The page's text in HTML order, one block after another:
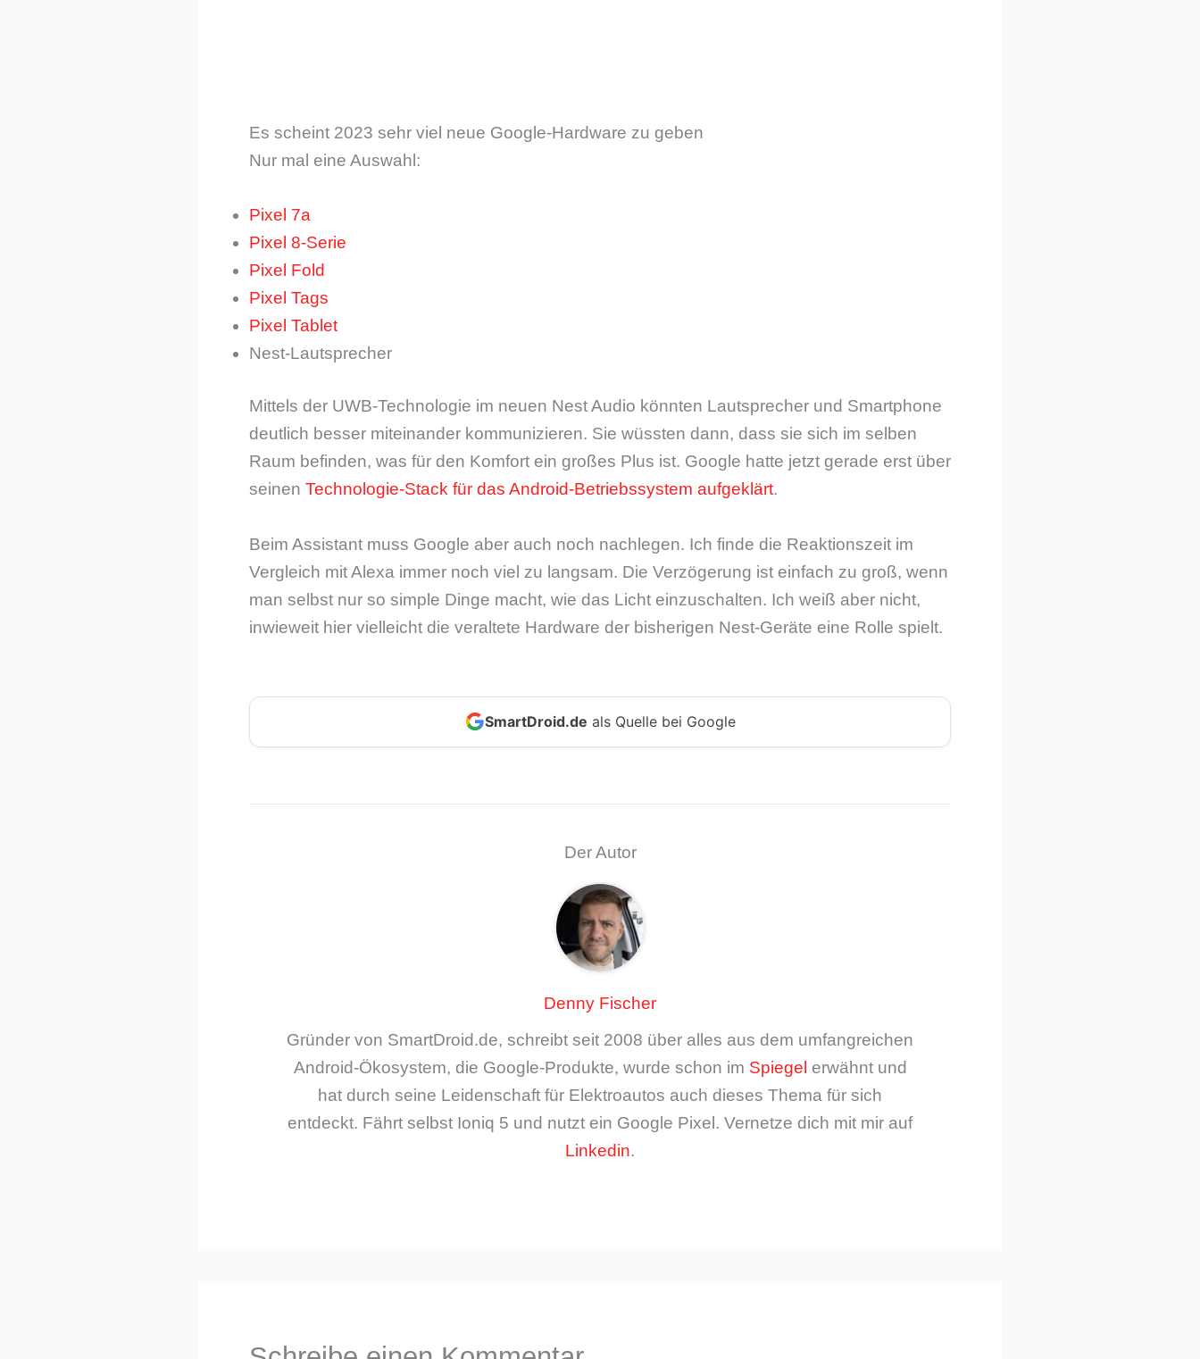
Es scheint 2023 sehr viel neue Google-Hardware zu geben
Nur mal eine Auswahl:
Pixel 7a
Pixel 8-Serie
Pixel Fold
Pixel Tags
Pixel Tablet
Nest-Lautsprecher
Mittels der UWB-Technologie im neuen Nest Audio könnten Lautsprecher und Smartphone
deutlich besser miteinander kommunizieren. Sie wüssten dann, dass sie sich im selben
Raum befinden, was für den Komfort ein großes Plus ist. Google hatte jetzt gerade erst über
seinen Technologie-Stack für das Android-Betriebssystem aufgeklärt.
Beim Assistant muss Google aber auch noch nachlegen. Ich finde die Reaktionszeit im
Vergleich mit Alexa immer noch viel zu langsam. Die Verzögerung ist einfach zu groß, wenn
man selbst nur so simple Dinge macht, wie das Licht einzuschalten. Ich weiß aber nicht,
inwieweit hier vielleicht die veraltete Hardware der bisherigen Nest-Geräte eine Rolle spielt.
SmartDroid.de als Quelle bei Google
Der Autor
Denny Fischer
Gründer von SmartDroid.de, schreibt seit 2008 über alles aus dem umfangreichen
Android-Ökosystem, die Google-Produkte, wurde schon im Spiegel erwähnt und
hat durch seine Leidenschaft für Elektroautos auch dieses Thema für sich
entdeckt. Fährt selbst Ioniq 5 und nutzt ein Google Pixel. Vernetze dich mit mir auf
Linkedin.